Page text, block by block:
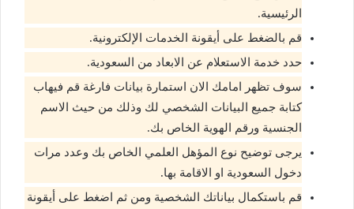
الرئيسية.
قم بالضغط على أيقونة الخدمات الإلكترونية.
حدد خدمة الاستعلام عن الابعاد من السعودية.
سوف تظهر امامك الان استمارة بيانات فارغة قم فيهاب
كتابة جميع البيانات الشخصي لك وذلك من حيث الاسم
الجنسية ورقم الهوية الخاص بك.
يرجى توضيح نوع المؤهل العلمي الخاص بك وعدد مرات
دخول السعودية او الاقامة بها.
قم باستكمال بياناتك الشخصية ومن ثم اضغط على أيقونة